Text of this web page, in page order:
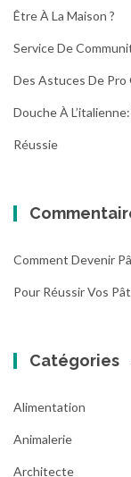
Être À La Maison ?
Service De
Des Astuces De
Douche À
Réussie
Comment Devenir
Pour Réussir Vos
Catégories
Alimentation
Animalerie
Architecte